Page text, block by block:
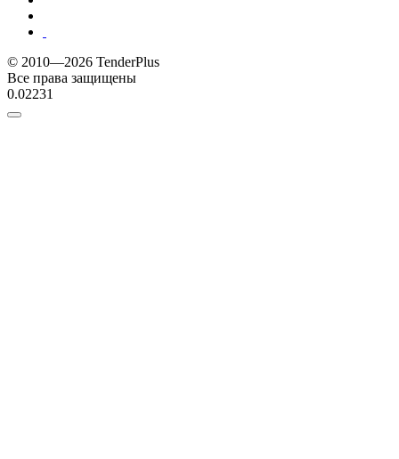
© 2010—2026 TenderPlus
Все права защищены
0.02231